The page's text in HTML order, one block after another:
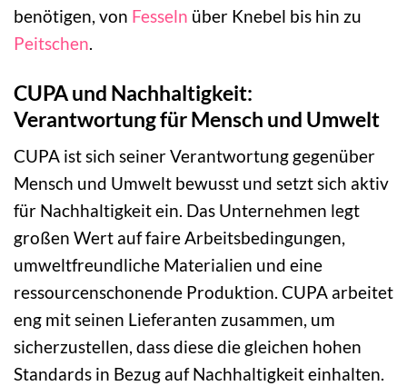
benötigen, von Fesseln über Knebel bis hin zu
Peitschen.
CUPA und Nachhaltigkeit:
Verantwortung für Mensch und Umwelt
CUPA ist sich seiner Verantwortung gegenüber
Mensch und Umwelt bewusst und setzt sich aktiv
für Nachhaltigkeit ein. Das Unternehmen legt
großen Wert auf faire Arbeitsbedingungen,
umweltfreundliche Materialien und eine
ressourcenschonende Produktion. CUPA arbeitet
eng mit seinen Lieferanten zusammen, um
sicherzustellen, dass diese die gleichen hohen
Standards in Bezug auf Nachhaltigkeit einhalten.